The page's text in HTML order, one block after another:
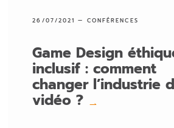
26/07/2021 — CONFÉRENCES
Game Design
inclusif : comment
changer l’industrie
vidéo ? →